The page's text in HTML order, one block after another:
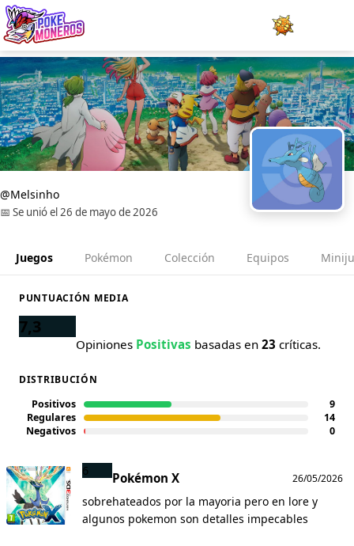
Juegos
Minijuegos
Pokédex
Team Builder
Naturalezas
Noticias
LOGIN
@Melsinho
📅 Se unió el 26 de mayo de 2026
Juegos Pokémon Colección Equipos
PUNTUACIÓN MEDIA
7,3
Opiniones Positivas basadas en 23 críticas.
DISTRIBUCIÓN
Positivos
9
Regulares
14
Negativos
0
6 Pokémon X 26/05/2026
sobrehateados por la mayoria pero en lore y
algunos pokemon son detalles impecables